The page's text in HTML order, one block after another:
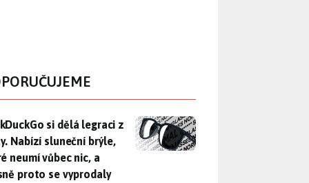
si dělá legraci z Mety. Nabízí sluneční brýle, které
si dělá legraci z
Nabízí sluneční brýle,
neumí vůbec nic, a
proto se vyprodaly